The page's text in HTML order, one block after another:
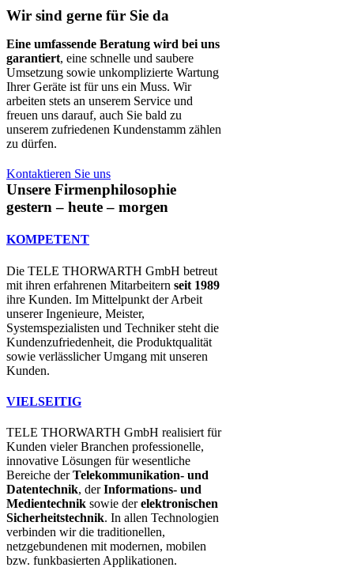
Wir sind gerne für Sie da
Eine umfassende Beratung wird bei uns
garantiert, eine schnelle und saubere
Umsetzung sowie unkomplizierte Wartung
Ihrer Geräte ist für uns ein Muss. Wir
arbeiten stets an unserem Service und
freuen uns darauf, auch Sie bald zu
unserem zufriedenen Kundenstamm zählen
zu dürfen.
Kontaktieren Sie uns
Unsere Firmenphilosophie
gestern – heute – morgen
KOMPETENT
Die TELE THORWARTH GmbH betreut
mit ihren erfahrenen Mitarbeitern seit 1989
ihre Kunden. Im Mittelpunkt der Arbeit
unserer Ingenieure, Meister,
Systemspezialisten und Techniker steht die
Kundenzufriedenheit, die Produktqualität
sowie verlässlicher Umgang mit unseren
Kunden.
VIELSEITIG
TELE THORWARTH GmbH realisiert für
Kunden vieler Branchen professionelle,
innovative Lösungen für wesentliche
Bereiche derTelekommunikation- und
Datentechnik, derInformations- und
Medientechnik sowie derelektronischen
Sicherheitstechnik. In allen Technologien
verbinden wir die traditionellen,
netzgebundenen mit modernen, mobilen
bzw. funkbasierten Applikationen.